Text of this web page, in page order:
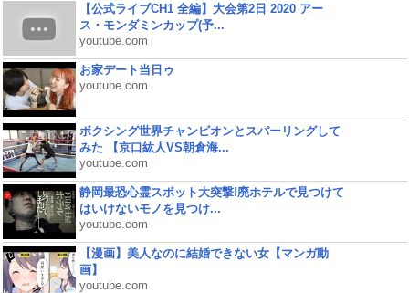
【公式ライブCH1 全編】大会第2日 2020 アー
ス・モンダミンカップ(予...
youtube.com
お家デート当日ゥ
youtube.com
ボクシング世界チャンピオンとスパーリングして
みた 【京口紘人VS朝倉海...
youtube.com
静岡最恐心霊スポット大突撃!廃ホテルで見つけて
はいけないモノを見つけ...
youtube.com
【漫画】美人なのに結婚できない女【マンガ動
画】
youtube.com